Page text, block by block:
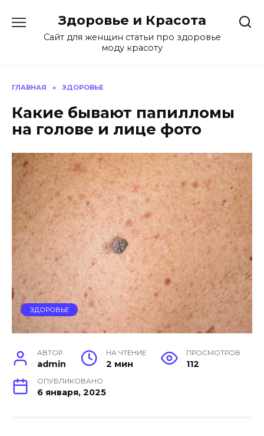
содержанию
Здоровье и Красота
Сайт для женщин статьи про здоровье
моду красоту
ГЛАВНАЯ » ЗДОРОВЬЕ
Какие бывают папилломы
на голове и лице фото
ЗДОРОВЬЕ
АВТОР
admin
НА ЧТЕНИЕ
2 мин
ПРОСМОТРОВ
112
ОПУБЛИКОВАНО
6 января, 2025